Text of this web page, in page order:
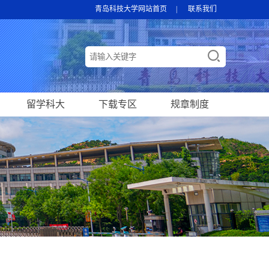
青岛科技大学网站首页 联系我们
留学科大 下载专区 规章制度